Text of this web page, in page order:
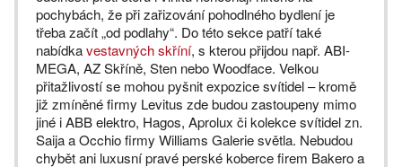
pochybách, že při zařizování pohodlného bydlení je
třeba začít „od podlahy“. Do této sekce patří také
nabídkavestavných skříní, s kterou přijdou např. ABI-
MEGA, AZ Skříně, Sten nebo Woodface. Velkou
přitažlivostí se mohou pyšnit expozice svítidel – kromě
již zmíněné firmy Levitus zde budou zastoupeny mimo
jiné i ABB elektro, Hagos, Aprolux či kolekce svítidel zn.
Saija a Occhio firmy Williams Galerie světla. Nebudou
chybět ani luxusní pravé perské koberce firem Bakero a